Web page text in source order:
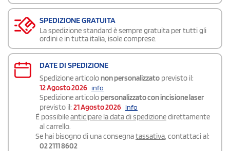
SPEDIZIONE GRATUITA
La spedizione standard è sempre gratuita per tutti gli
ordini e in tutta italia, isole comprese.
DATE DI SPEDIZIONE
Spedizione articolo non personalizzato previsto il:
12 Agosto 2026 info
Spedizione articolo personalizzato con incisione laser
previsto il: 21 Agosto 2026 info
É possibileanticipare la data di spedizionedirettamente
al carrello.
Se hai bisogno di una consegnatassativa, contattaci al:
02 2111 8602